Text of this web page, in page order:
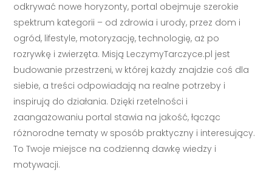
odkrywać nowe horyzonty, portal obejmuje szerokie
spektrum kategorii – od zdrowia i urody, przez dom i
ogród, lifestyle, motoryzację, technologię, aż po
rozrywkę i zwierzęta. Misją LeczymyTarczyce.pl jest
budowanie przestrzeni, w której każdy znajdzie coś dla
siebie, a treści odpowiadają na realne potrzeby i
inspirują do działania. Dzięki rzetelności i
zaangażowaniu portal stawia na jakość, łącząc
różnorodne tematy w sposób praktyczny i interesujący.
To Twoje miejsce na codzienną dawkę wiedzy i
motywacji.